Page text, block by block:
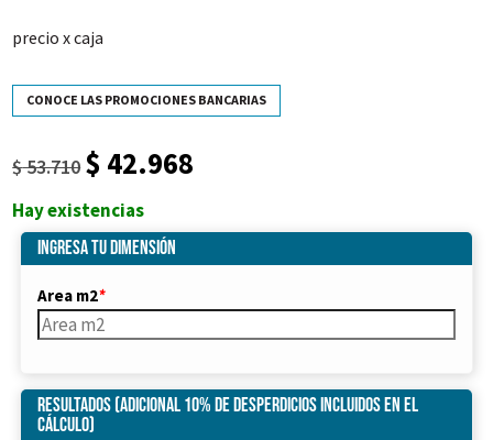
precio x caja
CONOCE LAS PROMOCIONES BANCARIAS
$53.710 El
original
era:
$ 53.710.
$ 42.968
$ 42.968.
Hay existencias
Ingresa tu dimensión
Area m2*
Resultados (Adicional 10% de desperdicios incluidos en el
cálculo)